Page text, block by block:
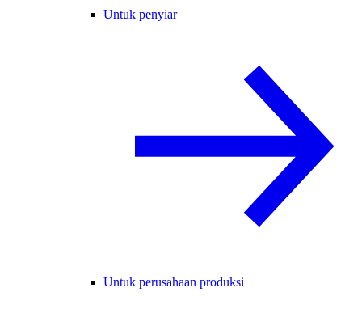
Untuk penyiar
Untuk perusahaan produksi